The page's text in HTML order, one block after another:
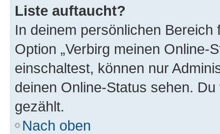
Liste auftaucht?
In deinem persönlichen
Option „Verbirg meinen Online-
einschaltest, können nur
deinen Online-Status sehen.
gezählt.
Nach oben